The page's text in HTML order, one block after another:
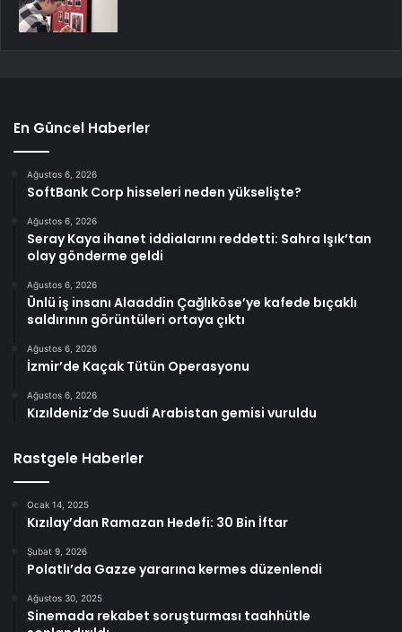
En Güncel Haberler
Ağustos 6, 2026
SoftBank Corp hisseleri neden yükselişte?
Ağustos 6, 2026
Seray Kaya ihanet iddialarını reddetti: Sahra Işık’tan
olay gönderme geldi
Ağustos 6, 2026
Ünlü iş insanı Alaaddin Çağlıköse’ye kafede bıçaklı
saldırının görüntüleri ortaya çıktı
Ağustos 6, 2026
İzmir’de Kaçak Tütün Operasyonu
Ağustos 6, 2026
Kızıldeniz’de Suudi Arabistan gemisi vuruldu
Rastgele Haberler
Ocak 14, 2025
Kızılay’dan Ramazan Hedefi: 30 Bin İftar
Şubat 9, 2026
Polatlı’da Gazze yararına kermes düzenlendi
Ağustos 30, 2025
Sinemada rekabet soruşturması taahhütle